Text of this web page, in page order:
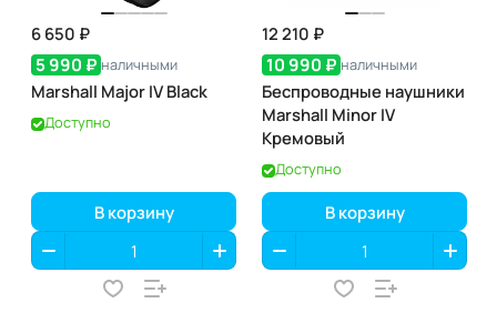
6 650 ₽
5 990 ₽ наличными
Marshall Major IV Black
Доступно
В корзину
12 210 ₽
10 990 ₽ наличными
Беспроводные наушники
Marshall Minor IV
Кремовый
Доступно
В корзину